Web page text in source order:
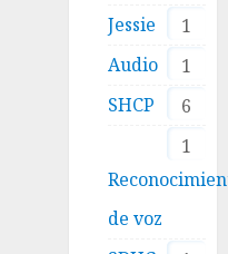
1
Jessie
1
Audio
6
SHCP
1
de voz